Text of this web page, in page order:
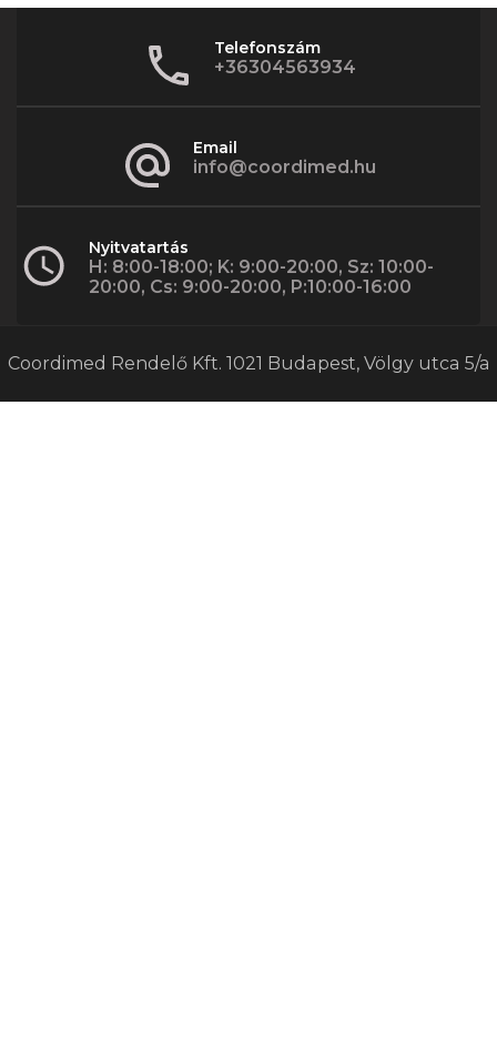
Telefonszám
+36304563934
Email
info@coordimed.hu
Nyitvatartás
H: 8:00-18:00; K: 9:00-20:00, Sz: 10:00-
20:00, Cs: 9:00-20:00, P:10:00-16:00
Coordimed Rendelő Kft. 1021 Budapest, Völgy utca 5/a